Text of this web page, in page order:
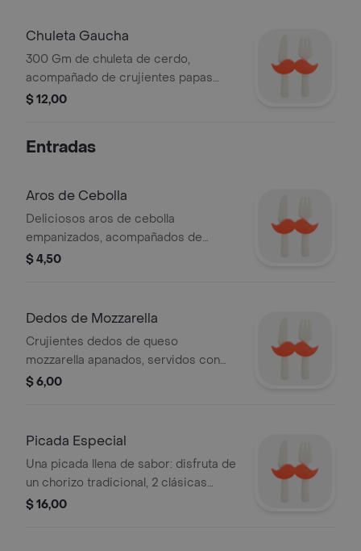
Chuleta Gaucha
300 Gm de chuleta de cerdo,
acompañado de crujientes papas
fritas o papa cocida con salsa pesto,
$ 12,00
Entradas
Aros de Cebolla
Deliciosos aros de cebolla
empanizados, acompañados de
nuestra salsa napolitana.
$ 4,50
Dedos de Mozzarella
Crujientes dedos de queso
mozzarella apanados, servidos con
nuestra irresistible salsa. (4 unidades)
$ 6,00
Picada Especial
Una picada llena de sabor: disfruta de
un chorizo tradicional, 2 clásicas
empanadas y nuestros famosos
$ 16,00